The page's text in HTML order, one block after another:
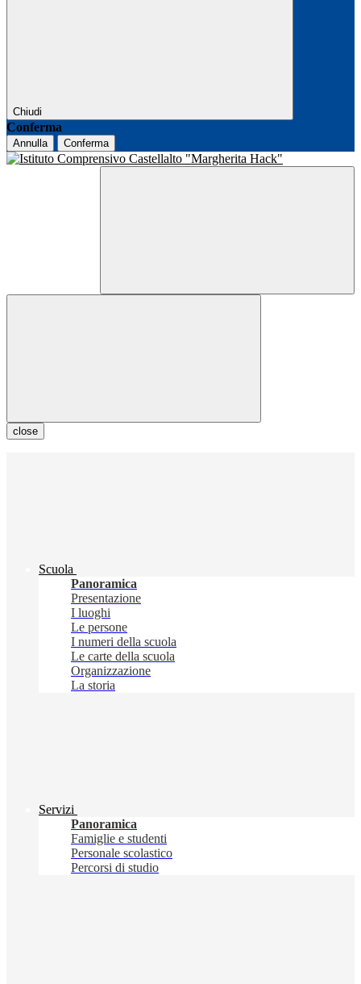
Chiudi
Conferma
Annulla Conferma
close
Scuola
Panoramica
Presentazione
I luoghi
Le persone
I numeri della scuola
Le carte della scuola
Organizzazione
La storia
Servizi
Panoramica
Famiglie e studenti
Personale scolastico
Percorsi di studio